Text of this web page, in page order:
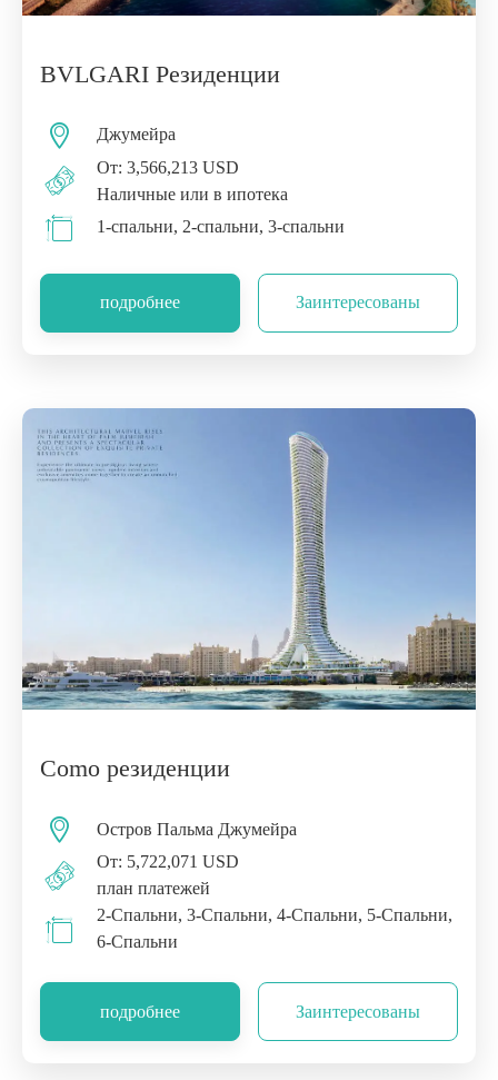
BVLGARI Резиденции
Джумейра
От: 3,566,213 USD
Наличные или в ипотека
1-спальни, 2-спальни, 3-спальни
подробнее Заинтересованы
Como резиденции
Остров Пальма Джумейра
От: 5,722,071 USD
план платежей
2-Спальни, 3-Спальни, 4-Спальни, 5-Спальни,
6-Спальни
подробнее Заинтересованы